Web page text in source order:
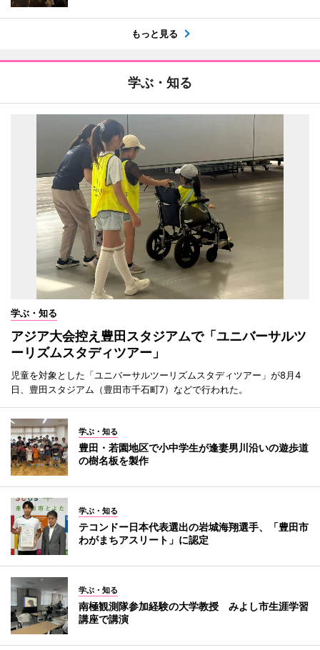
もっと見る
学ぶ・知る
学ぶ・知る
アジア大会控え豊田スタジアムで「ユニバーサルツ
ーリズムスタディツアー」
児童を対象とした「ユニバーサルツーリズムスタディツアー」が8月4
日、豊田スタジアム（豊田市千石町7）などで行われた。
学ぶ・知る
豊田・若園地区で小中学生が逢妻男川沿いの遊歩道
の樹名板を製作
学ぶ・知る
テコンドー日本代表選出の岩城海翔選手、「豊田市
わがまちアスリート」に認定
学ぶ・知る
南極観測隊参加経験の大学教授 みよし市生涯学習
講座で講演